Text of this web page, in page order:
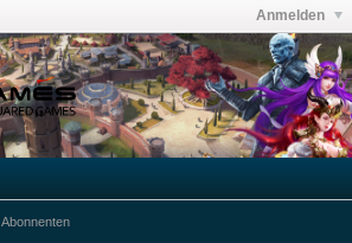
Anmelden
Abonnenten